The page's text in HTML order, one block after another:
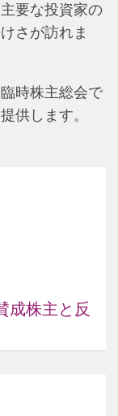
要な投資家の
さが訪れま
時株主総会で
供します。
成株主と反